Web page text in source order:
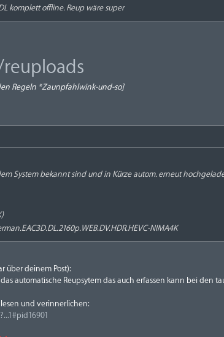
komplett offline. Reup wäre super
Regeln *Zaunpfahlwink-und-so]
System bekannt sind und in Kürze autom. erneut
NIMA4K
über deinem Post):
automatische Reupsytem das auch erfassen kann bei den
und verinnerlichen: